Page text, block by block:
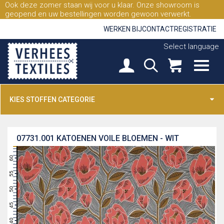
Ook deze zomer staan wij voor u klaar. Onze showroom is
geopend en uw bestellingen worden gewoon verwerkt.
WERKEN BIJCONTACTREGISTRATIE
Select language
KIES STOFFEN CATEGORIE
KATOENEN VOILE BLOEMEN - WIT
07731.001
42
43
44
45
46
47
48
49
50
51
52
53
54
55
56
57
58
59
60
61
62
63